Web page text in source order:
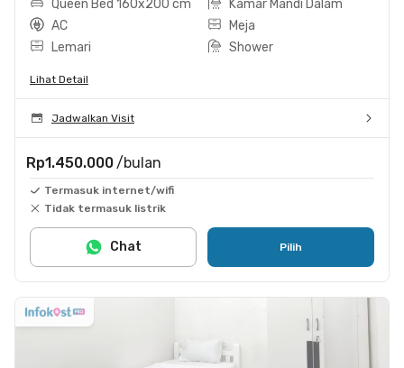
Queen Bed 160x200 cm
Kamar Mandi Dalam
AC
Meja
Lemari
Shower
Lihat Detail
Jadwalkan Visit
Rp1.450.000 /bulan
Termasuk internet/wifi
Tidak termasuk listrik
Pilih
Chat